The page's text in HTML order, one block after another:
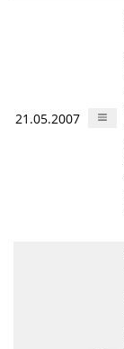
21.05.2007